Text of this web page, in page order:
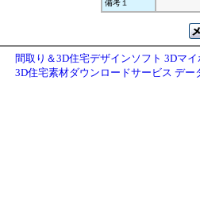
備考１
間取り＆3D住宅デザインソフト 3Dマ
3D住宅素材ダウンロードサービス デー